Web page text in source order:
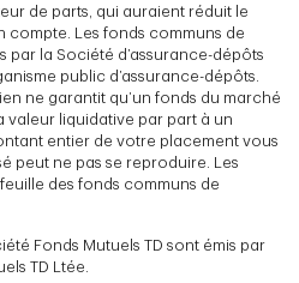
de parts, qui auraient réduit le
compte. Les fonds communs de
par la Société d’assurance-dépôts
public d’assurance-dépôts.
ne garantit qu’un fonds du marché
valeur liquidative par part à un
entier de votre placement vous
peut ne pas se reproduire. Les
des fonds communs de
Fonds Mutuels TD sont émis par
TD Ltée.